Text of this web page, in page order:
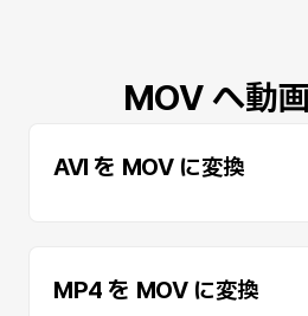
MOV へ動
AVI を MOV に変換
MP4 を MOV に変換